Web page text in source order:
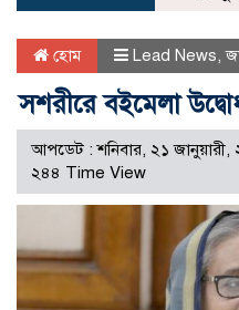
হোম Lead News ,
সশরীরে বইমেলা
আপডেট : শনিবার, ২১
২৪৪ Time View